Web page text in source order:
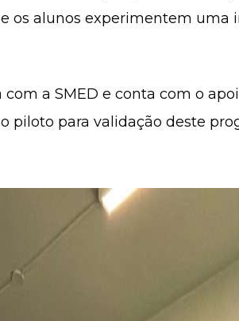
os alunos experimentem uma
a SMED e conta com o
piloto para validação deste